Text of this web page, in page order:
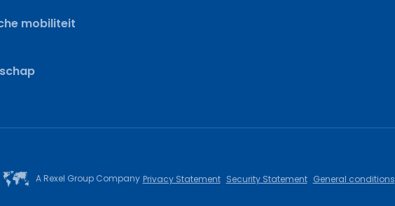
mobiliteit
A Rexel Group Company Privacy Statement Security Statement General conditions